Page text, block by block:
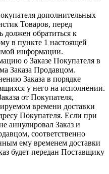
дополнительных
Товаров, перед
должен обратиться к
в пункте 1 настоящей
информации.
о Заказе Покупателя в
Заказа Продавцом.
Заказа в порядке
у него на исполнении.
от Покупателя,
времени доставки
Покупателя. Если при
аннулировал Заказ и
соответственно
ему временем доставки
будет передан Поставщику